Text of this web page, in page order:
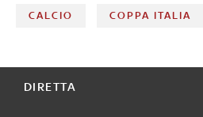
CALCIO COPPA ITALIA
DIRETTA